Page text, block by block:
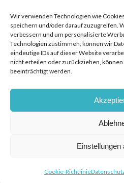
Wir verwenden Technologien wie
speichern und/oder darauf zuzugreifen.
verbessern und um personalisierte
Technologien zustimmen, können wir
eindeutige IDs auf dieser Website
nicht erteilen oder zurückziehen,
beeinträchtigt werden.
Einstellungen
Cookie-Richtlinie
Werbung
Widerrufsbelehrung
Zahlungsarten
© COPYRIGHT FRAU